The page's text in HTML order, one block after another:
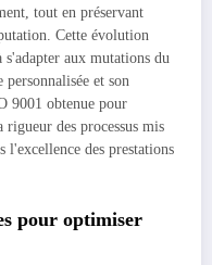
tout en préservant
Cette évolution
aux mutations du
personnalisée et son
9001 obtenue pour
des processus mis
l'excellence des prestations
pour optimiser